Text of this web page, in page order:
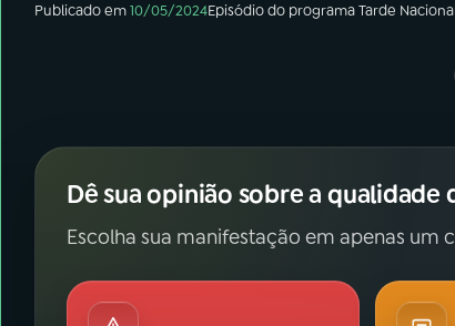
Publicado em10/05/2024Episódiodo programaTarde
Dê sua opinião sobre a
Escolha sua manifestação em apenas um